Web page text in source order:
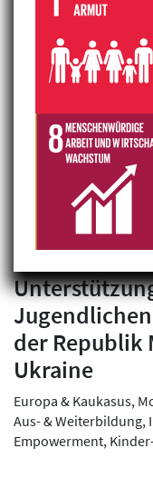
der Republik
Ukraine
Europa & Kaukasus,
Aus- & Weiterbildung,
Empowerment,